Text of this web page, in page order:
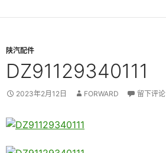
陕汽配件
DZ91129340111
2023年2月12日 FORWARD 留下评论